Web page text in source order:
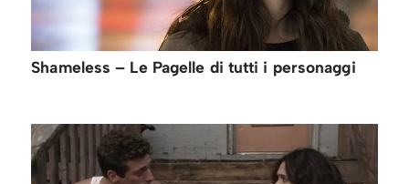
Shameless – Le Pagelle di tutti i personaggi